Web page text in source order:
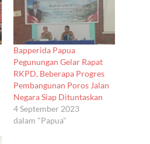
Bapperida Papua
Pegunungan Gelar Rapat
RKPD, Beberapa Progres
Pembangunan Poros Jalan
Negara Siap Dituntaskan
4 September 2023
dalam "Papua"